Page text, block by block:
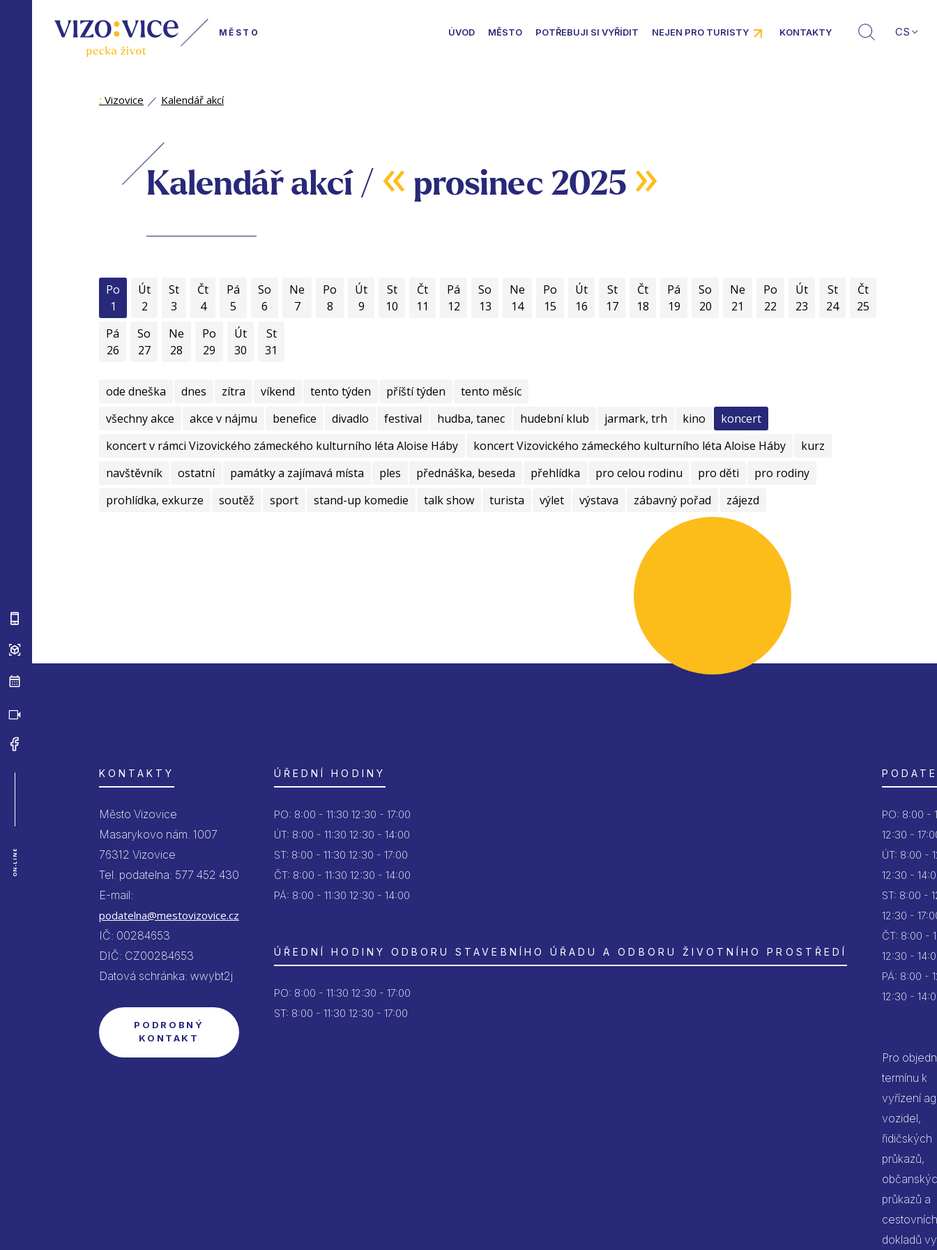
MĚSTO ÚVOD MĚSTO POTŘEBUJI SI VYŘÍDIT NEJEN PRO TURISTY KONTAKTY CS
ON-LINE
: Vizovice Kalendář akcí
Kalendář akcí / « prosinec 2025 »
Po
1
Út
2
St
3
Čt
4
Pá
5
So
6
Ne
7
Po
8
Út
9
St
10
Čt
11
Pá
12
So
13
Ne
14
Po
15
Út
16
St
17
Čt
18
Pá
19
So
20
Ne
21
Po
22
Út
23
St
24
Čt
25
Pá
26
So
27
Ne
28
Po
29
Út
30
St
31
ode dneška dnes zítra víkend tento týden příští týden
tento měsíc
všechny akce
akce v nájmu benefice divadlo festival hudba, tanec hudební klub jarmark, trh kino
koncert
koncert v rámci Vizovického zámeckého kulturního léta Aloise Háby
koncert Vizovického zámeckého kulturního léta Aloise Háby
kurz
navštěvník
ostatní památky a zajímavá místa ples přednáška, beseda přehlídka pro celou rodinu pro děti
pro rodiny
prohlídka, exkurze
soutěž sport stand-up komedie talk show turista výlet výstava zábavný pořad zájezd
KONTAKTY
Město Vizovice
Masarykovo nám. 1007
76312 Vizovice
Tel. podatelna: 577 452 430
E-mail:
podatelna@mestovizovice.cz
IČ: 00284653
DIČ: CZ00284653
Datová schránka: wwybt2j
PODROBNÝ
KONTAKT
ÚŘEDNÍ HODINY
PO: 8:00 - 11:30 12:30 - 17:00
ÚT: 8:00 - 11:30 12:30 - 14:00
ST: 8:00 - 11:30 12:30 - 17:00
ČT: 8:00 - 11:30 12:30 - 14:00
PÁ: 8:00 - 11:30 12:30 - 14:00
ÚŘEDNÍ HODINY ODBORU STAVEBNÍHO ÚŘADU A ODBORU ŽIVOTNÍHO PROSTŘEDÍ
PO: 8:00 - 11:30 12:30 - 17:00
ST: 8:00 - 11:30 12:30 - 17:00
PO: 8:00 -
12:30 -
ÚT: 8:00 -
12:30 -
ST: 8:00 -
12:30 -
ČT: 8:00 -
12:30 -
PÁ: 8:00 -
12:30 -
Pro
termínu k
vyřízení
vozidel,
řidičských
průkazů,
průkazů a
cestovních
dokladů